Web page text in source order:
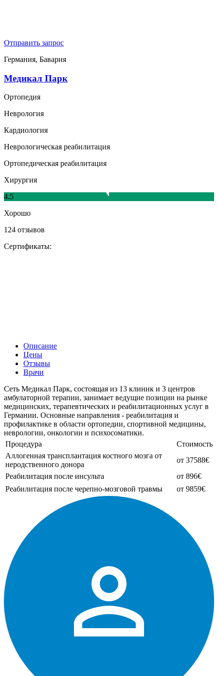
Отправить запрос
Германия, Бавария
Медикал Парк
Ортопедия
Неврология
Кардиология
Неврологическая реабилитация
Ортопедическая реабилитация
Хирургия
4.5
Хорошо
124 отзывов
Сертификаты:
Описание
Цены
Отзывы
Врачи
Сеть Медикал Парк, состоящая из 13 клиник и 3 центров
амбулаторной терапии, занимает ведущие позиции на рынке
медицинских, терапевтических и реабилитационных услуг в
Германии. Основные направления - реабилитация и
профилактике в области ортопедии, спортивной медицины,
неврологии, онкологии и психосоматики.
Процедура
Стоимость
Аллогенная трансплантация костного мозга от
неродственного донора
от 37588€
Реабилитация после инсульта
от 896€
Реабилитация после черепно-мозговой травмы
от 9859€